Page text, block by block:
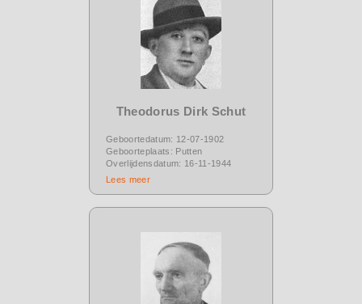
Theodorus Dirk Schut
Geboortedatum: 12-07-1902
Geboorteplaats: Putten
Overlijdensdatum: 16-11-1944
Lees meer